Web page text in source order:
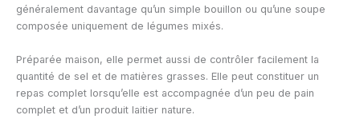
généralement davantage qu’un simple bouillon ou qu’une soupe
composée uniquement de légumes mixés.
Préparée maison, elle permet aussi de contrôler facilement la
quantité de sel et de matières grasses. Elle peut constituer un
repas complet lorsqu’elle est accompagnée d’un peu de pain
complet et d’un produit laitier nature.